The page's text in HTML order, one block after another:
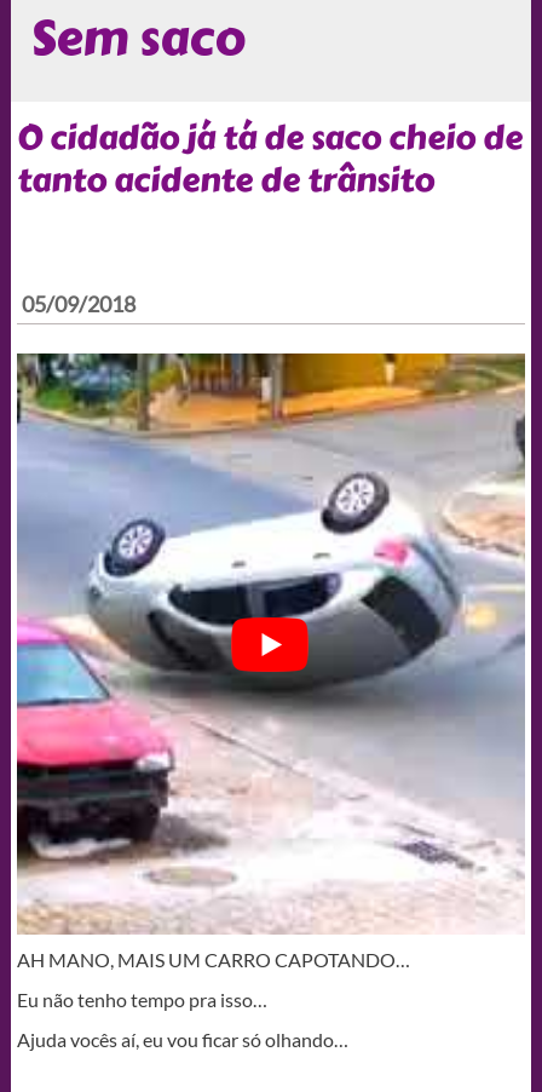
Sem saco
O cidadão já tá de saco cheio de
tanto acidente de trânsito
05/09/2018
AH MANO, MAIS UM CARRO CAPOTANDO…
Eu não tenho tempo pra isso…
Ajuda vocês aí, eu vou ficar só olhando…